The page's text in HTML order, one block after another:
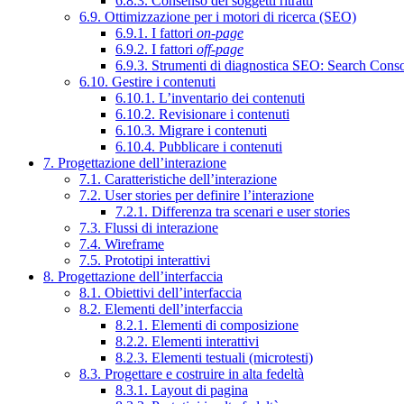
6.9. Ottimizzazione per i motori di ricerca (SEO)
6.9.1. I fattori on-page
6.9.2. I fattori off-page
6.9.3. Strumenti di diagnostica SEO: Search
6.10. Gestire i contenuti
6.10.1. L’inventario dei contenuti
6.10.2. Revisionare i contenuti
6.10.3. Migrare i contenuti
6.10.4. Pubblicare i contenuti
7. Progettazione dell’interazione
7.1. Caratteristiche dell’interazione
7.2. User stories per definire l’interazione
7.2.1. Differenza tra scenari e user stories
7.3. Flussi di interazione
7.4. Wireframe
7.5. Prototipi interattivi
8. Progettazione dell’interfaccia
8.1. Obiettivi dell’interfaccia
8.2. Elementi dell’interfaccia
8.2.1. Elementi di composizione
8.2.2. Elementi interattivi
8.2.3. Elementi testuali (microtesti)
8.3. Progettare e costruire in alta fedeltà
8.3.1. Layout di pagina